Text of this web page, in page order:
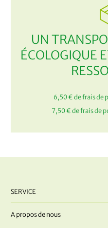
UN
ÉCOLOGIQUE
6,50 € de frais de
7,50 € de frais de
SERVICE
A propos de nous